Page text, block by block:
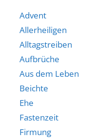
Advent
Allerheiligen
Alltagstreiben
Aufbrüche
Aus dem Leben
Beichte
Ehe
Fastenzeit
Firmung